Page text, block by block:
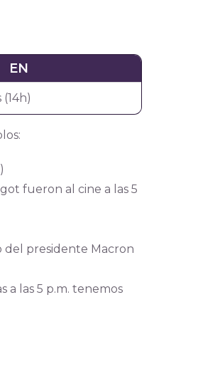
EN
fueron al cine a las 5
del presidente Macron
a las 5 p.m. tenemos